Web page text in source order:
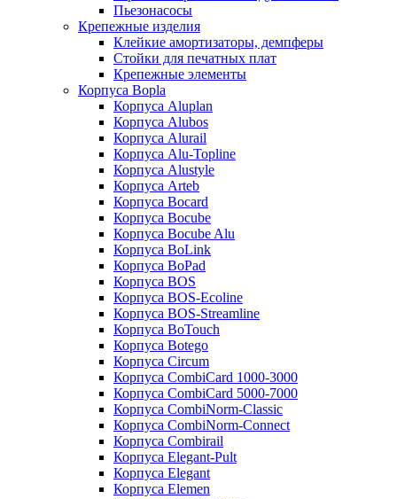
Пьезонасосы
Крепежные изделия
Клейкие амортизаторы, демпферы
Стойки для печатных плат
Крепежные элементы
Корпуса Bopla
Корпуса Aluplan
Корпуса Alubos
Корпуса Alurail
Корпуса Alu-Topline
Корпуса Alustyle
Корпуса Arteb
Корпуса Bocard
Корпуса Bocube
Корпуса Bocube Alu
Корпуса BoLink
Корпуса BoPad
Корпуса BOS
Корпуса BOS-Ecoline
Корпуса BOS-Streamline
Корпуса BoTouch
Корпуса Botego
Корпуса Circum
Корпуса CombiCard 1000-3000
Корпуса CombiCard 5000-7000
Корпуса CombiNorm-Classic
Корпуса CombiNorm-Connect
Корпуса Combirail
Корпуса Elegant-Pult
Корпуса Elegant
Корпуса Elemen